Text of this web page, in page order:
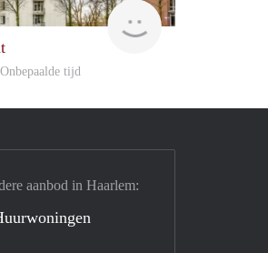
Woning
tijd
aanbod in Haarlem: